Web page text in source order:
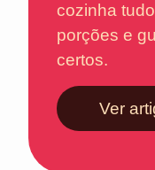
cozinha
porções e
certos.
Ver